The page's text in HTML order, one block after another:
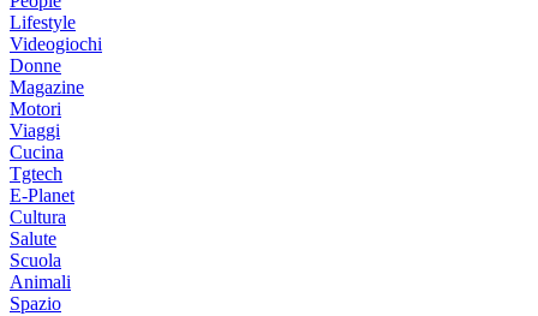
Lifestyle
Videogiochi
Donne
Magazine
Motori
Viaggi
Cucina
Tgtech
E-Planet
Cultura
Salute
Scuola
Animali
Spazio